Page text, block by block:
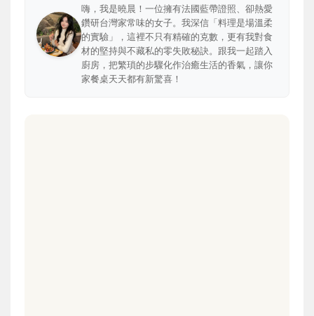
嗨，我是曉晨！一位擁有法國藍帶證照、卻熱愛
鑽研台灣家常味的女子。我深信「料理是場溫柔
的實驗」，這裡不只有精確的克數，更有我對食
材的堅持與不藏私的零失敗秘訣。跟我一起踏入
廚房，把繁瑣的步驟化作治癒生活的香氣，讓你
家餐桌天天都有新驚喜！